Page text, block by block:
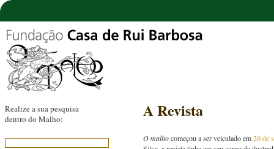
Realize a sua pesquisa
dentro do Malho:
A Revista
O malhocomeçou a ser veiculado em20 de